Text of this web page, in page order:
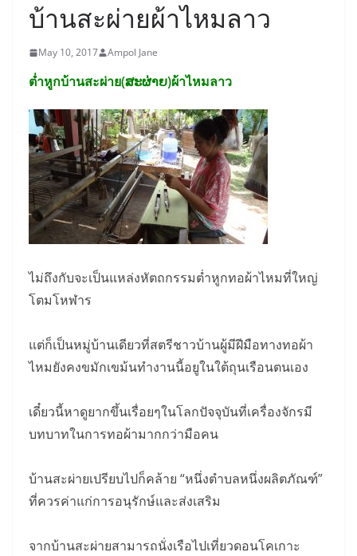
บ้านสะผ่ายผ้าไหมลาว
May 10, 2017 Ampol Jane
ต่ำหูกบ้านสะผ่าย(ສະຜ່າຍ)ผ้าไหมลาว
ไม่ถึงกับจะเป็นแหล่งหัตถกรรมต่ำหูกทอผ้าไหมที่ใหญ่
โตมโหฬาร
แต่ก็เป็นหมู่บ้านเดียวที่สตรีชาวบ้านผู้มีฝีมือทางทอผ้า
ไหมยังคงขมักเขม้นทำงานนี้อยูในใต้ถุนเรือนตนเอง
เดี๋ยวนี้หาดูยากขึ้นเรื่อยๆในโลกปัจจุบันที่เครื่องจักรมี
บทบาทในการทอผ้ามากกว่ามือคน
บ้านสะผ่ายเปรียบไปก็คล้าย “หนึ่งตำบลหนึ่งผลิตภัณฑ์”
ที่ควรค่าแก่การอนุรักษ์และส่งเสริม
จากบ้านสะผ่ายสามารถนั่งเรือไปเที่ยวดอนโคเกาะ